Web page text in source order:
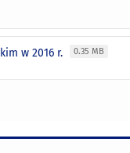
w 2016 r. 0.35 MB